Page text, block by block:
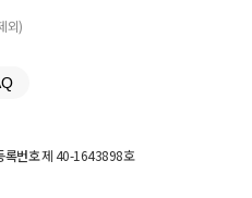
외)
록번호제 40-1643898호